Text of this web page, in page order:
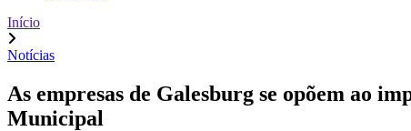
Início
Notícias
As empresas de Galesburg se opõem ao
Municipal